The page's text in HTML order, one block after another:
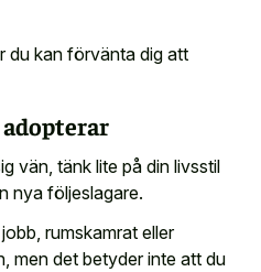
du kan förvänta dig att
vän, tänk lite på din livsstil
nya följeslagare.
rumskamrat eller
men det betyder inte att du